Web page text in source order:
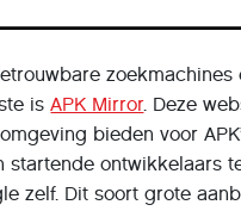
zoekmachines
isAPK Mirror. Deze
bieden voor
startende ontwikkelaars
zelf. Dit soort grote